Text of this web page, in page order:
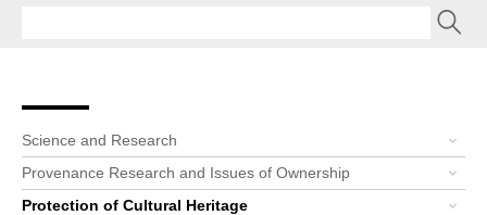
Breadcrumb
Bereichsnavigation
Science and Research
Provenance Research and Issues of Ownership
Protection of Cultural Heritage